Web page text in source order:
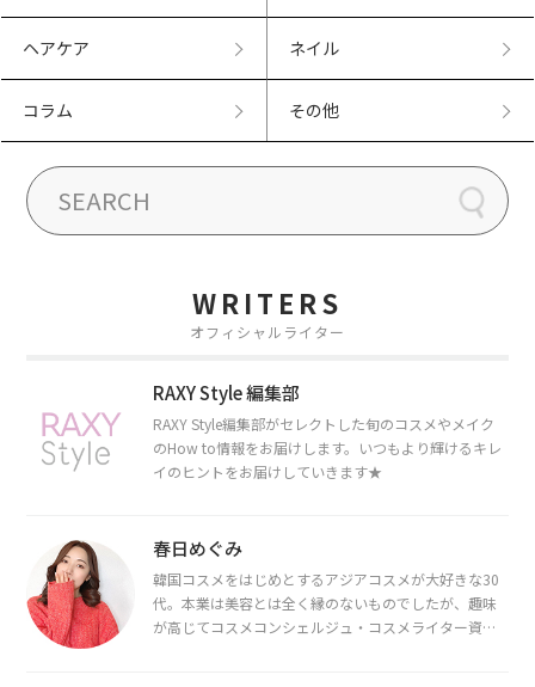
ヘアケア ネイル
コラム その他
WRITERS
オフィシャルライター
RAXY Style 編集部
RAXY Style編集部がセレクトした旬のコスメやメイク
のHow to情報をお届けします。いつもより輝けるキレ
イのヒントをお届けしていきます★
春日めぐみ
韓国コスメをはじめとするアジアコスメが大好きな30
代。本業は美容とは全く縁のないものでしたが、趣味
が高じてコスメコンシェルジュ・コスメライター資格